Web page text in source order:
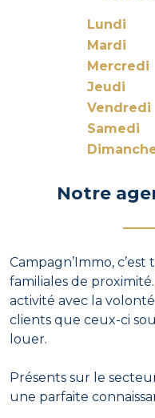
Lundi
Mardi
Mercredi
Jeudi
Vendredi
Samedi
Notre
Campagn’Immo,
familiales de
activité avec la
clients que ceux-ci souhaitent
louer.
Présents sur le
une parfaite